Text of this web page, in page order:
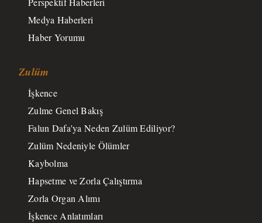
Medya Haberleri
Haber Yorumu
Zulüm
İşkence
Zulme Genel Bakış
Falun Dafa'ya Neden Zulüm Ediliyor?
Zulüm Nedeniyle Ölümler
Kaybolma
Hapsetme ve Zorla Çalıştırma
Zorla Organ Alımı
İşkence Anlatımları